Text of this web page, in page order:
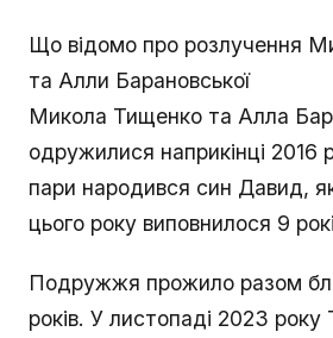
Що відомо про розлучення
та Алли Барановської
Микола Тищенко та Алла
одружилися наприкінці 2016
пари народився син Давид,
цього року виповнилося 9
Подружжя прожило разом
років. У листопаді 2023